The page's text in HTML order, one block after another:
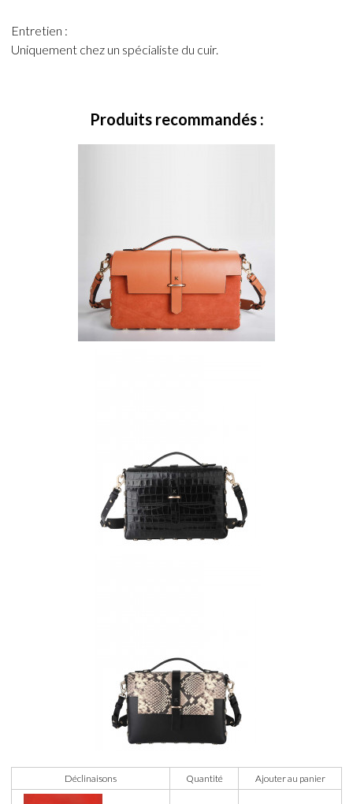
Entretien :
Uniquement chez un spécialiste du cuir.
Produits recommandés :
Déclinaisons Quantité Ajouter au panier